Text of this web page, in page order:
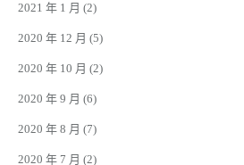
2021 年 1 月 (2)
2020 年 12 月 (5)
2020 年 10 月 (2)
2020 年 9 月 (6)
2020 年 8 月 (7)
2020 年 7 月 (2)